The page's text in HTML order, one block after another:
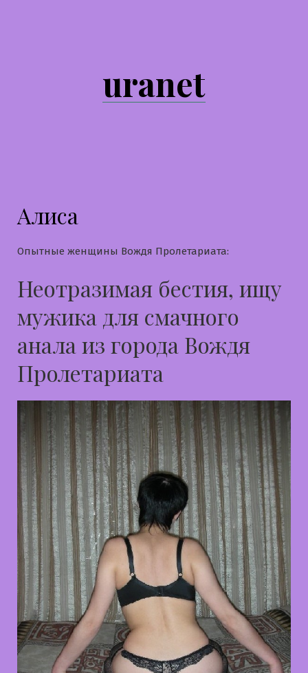
uranet
Алиса
Опытные женщины Вождя Пролетариата:
Неотразимая бестия, ищу
мужика для смачного
анала из города Вождя
Пролетариата